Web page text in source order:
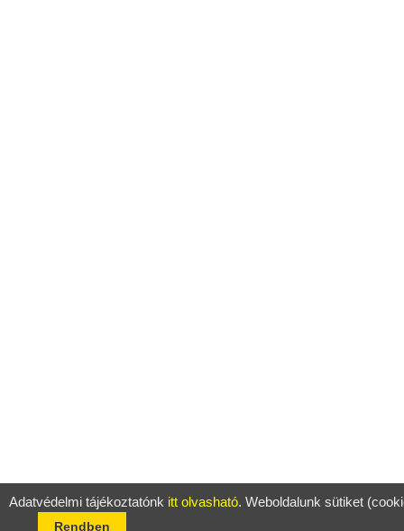
Adatvédelmi tájékoztatónk itt olvasható. Weboldalunk sütiket
Rendben